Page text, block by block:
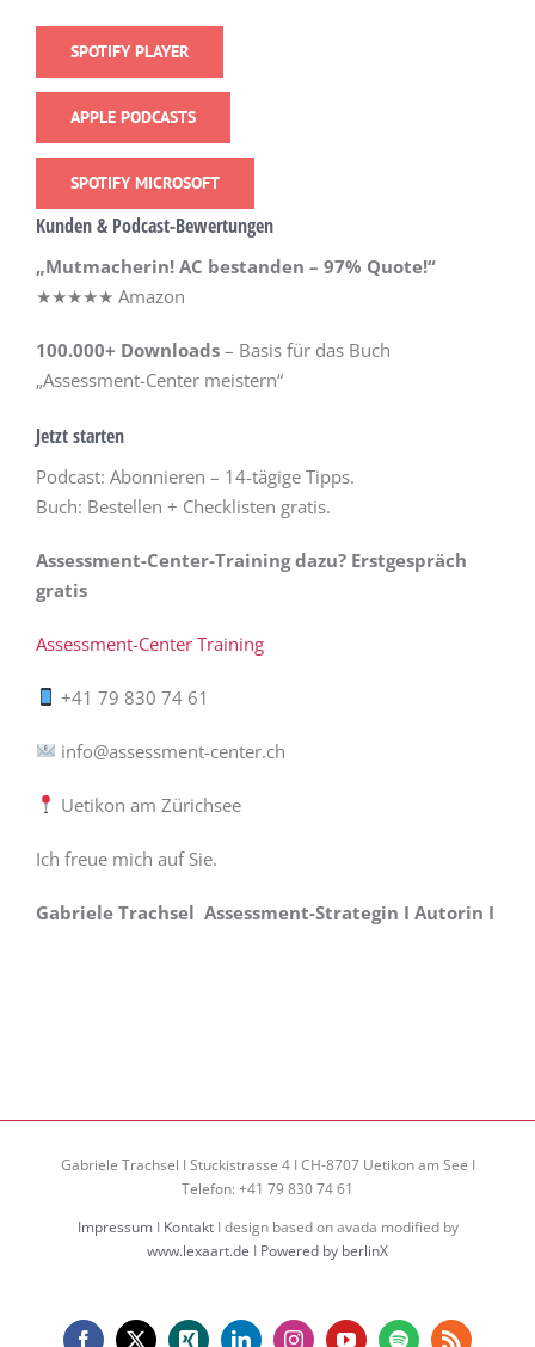
SPOTIFY PLAYER
APPLE PODCASTS
SPOTIFY MICROSOFT
Kunden & Podcast-Bewertungen
„Mutmacherin! AC bestanden – 97% Quote!“
★★★★★ Amazon
100.000+ Downloads – Basis für das Buch
„Assessment-Center meistern“
Jetzt starten
Podcast: Abonnieren – 14-tägige Tipps.
Buch: Bestellen + Checklisten gratis.
Assessment-Center-Training dazu? Erstgespräch
gratis
Assessment-Center Training
+41 79 830 74 61
info@assessment-center.ch
Uetikon am Zürichsee
Ich freue mich auf Sie.
Gabriele Trachsel Assessment-Strategin I Autorin I
Gabriele Trachsel I Stuckistrasse 4 I CH-8707 Uetikon am See I
Telefon: +41 79 830 74 61
ImpressumI KontaktI design based on avada modified by
www.lexaart.de I Powered by berlinX